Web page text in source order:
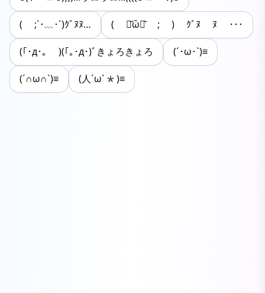
( ;`･﹏･´)ｸﾞﾇﾇ… ( ･᷄ὢ･᷅ ; ) ｸﾞﾇ ﾇ ･･･
(｢･д･｡ )(｢｡･д･)ﾞきょろきょろ (´･ω･`)≡
(´∩ω∩`)≡ (人´ω`*)≡